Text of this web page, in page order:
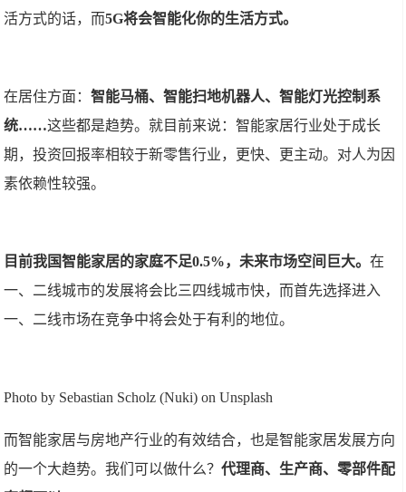
活方式的话，而5G将会智能化你的生活方式。
在居住方面：智能马桶、智能扫地机器人、智能灯光控制系
统……这些都是趋势。就目前来说：智能家居行业处于成长
期，投资回报率相较于新零售行业，更快、更主动。对人为因
素依赖性较强。
目前我国智能家居的家庭不足0.5%，未来市场空间巨大。在
一、二线城市的发展将会比三四线城市快，而首先选择进入
一、二线市场在竞争中将会处于有利的地位。
Photo by Sebastian Scholz (Nuki) on Unsplash
而智能家居与房地产行业的有效结合，也是智能家居发展方向
的一个大趋势。我们可以做什么？代理商、生产商、零部件配